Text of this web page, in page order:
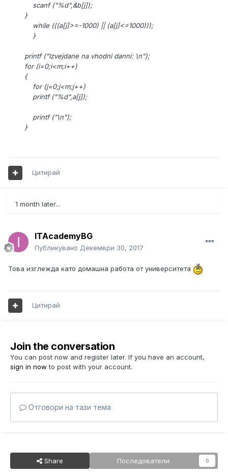
scanf ("%d",&b[j]);
}
while (((a[j]>=-1000) || (a[j]<=1000)));
}
printf ("Izvejdane na vhodni danni: \n");
for (i=0;i<m;i++)
{
for (j=0;j<m;j++)
printf ("%d",a[j]);
printf ("\n");
}
Цитирай
1 month later...
ITAcademyBG
Публикувано Декември 30, 2017
Това изглежда като домашна работа от университета
Цитирай
Join the conversation
You can post now and register later. If you have an account,
sign in now to post with your account.
Отговори на тази тема
Share Последователи 0